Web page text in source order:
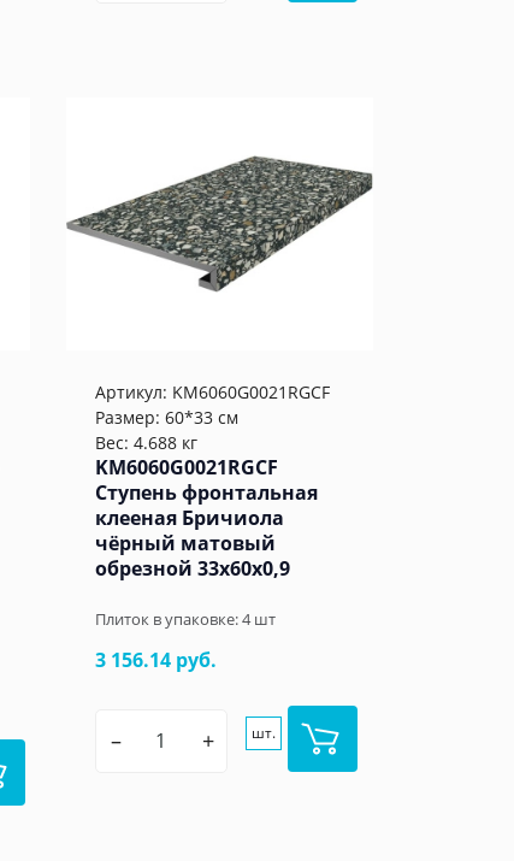
Артикул: KM6060G0021RGCF
Размер: 60*33 см
Вес: 4.688 кг
KM6060G0021RGCF
Ступень фронтальная
клееная Бричиола
чёрный матовый
обрезной 33x60x0,9
Плиток в упаковке:4шт
3 156.14 руб.
– + шт.